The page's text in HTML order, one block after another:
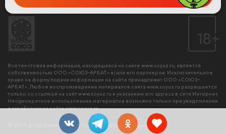
Вся текстовая информация, находящаяся на сайте www.soyuz.ru , является
собственностью ООО «СОЮЗ-АРБАТ» и/или его партнеров. Исключительное
право на форму подачи информации на сайте принадлежит ООО «СОЮЗ-
АРБАТ». Любое воспроизведение материалов сайта www.soyuz.ru разрешается
только со ссылкой на сайтwww.soyuz.ru и указанием его адреса в сети Интернет.
Неоднократное использование материалов возможно только при уведомлении
разработчиков сайтаwww.soyuz.ru.
© 2017-2026 Компания «СОЮЗ». Все права защищены.